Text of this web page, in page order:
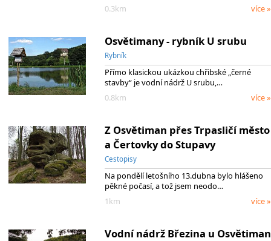
0.3km
více »
Osvětimany - rybník U srubu
Rybník
Přímo klasickou ukázkou chřibské „černé
stavby“ je vodní nádrž U srubu,…
0.8km
více »
Z Osvětiman přes Trpasličí město
a Čertovky do Stupavy
Cestopisy
Na pondělí letošního 13.dubna bylo hlášeno
pěkné počasí, a tož jsem neodo…
1km
více »
Vodní nádrž Březina u Osvětiman